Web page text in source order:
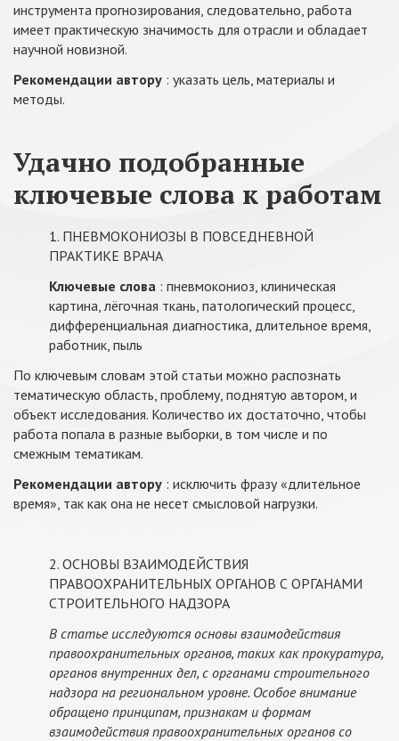
инструмента прогнозирования, следовательно, работа
имеет практическую значимость для отрасли и обладает
научной новизной.
Рекомендации автору : указать цель, материалы и
методы.
Удачно подобранные
ключевые слова к работам
1. ПНЕВМОКОНИОЗЫ В ПОВСЕДНЕВНОЙ
ПРАКТИКЕ ВРАЧА
Ключевые слова : пневмокониоз, клиническая
картина, лёгочная ткань, патологический процесс,
дифференциальная диагностика, длительное время,
работник, пыль
По ключевым словам этой статьи можно распознать
тематическую область, проблему, поднятую автором, и
объект исследования. Количество их достаточно, чтобы
работа попала в разные выборки, в том числе и по
смежным тематикам.
Рекомендации автору : исключить фразу «длительное
время», так как она не несет смысловой нагрузки.
2. ОСНОВЫ ВЗАИМОДЕЙСТВИЯ
ПРАВООХРАНИТЕЛЬНЫХ ОРГАНОВ С ОРГАНАМИ
СТРОИТЕЛЬНОГО НАДЗОРА
В статье исследуются основы взаимодействия
правоохранительных органов, таких как прокуратура,
органов внутренних дел, с органами строительного
надзора на региональном уровне. Особое внимание
обращено принципам, признакам и формам
взаимодействия правоохранительных органов со